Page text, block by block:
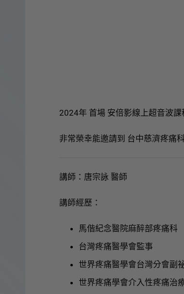
2024年 首場 安倍影線上超音波課
非常榮幸能邀請到 台中慈濟疼痛
講師：唐宗詠 醫師
講師經歷：
馬偕紀念醫院麻醉部疼痛科
台灣疼痛醫學會監事
世界疼痛醫學會台灣分會副
世界疼痛學會介入性疼痛治